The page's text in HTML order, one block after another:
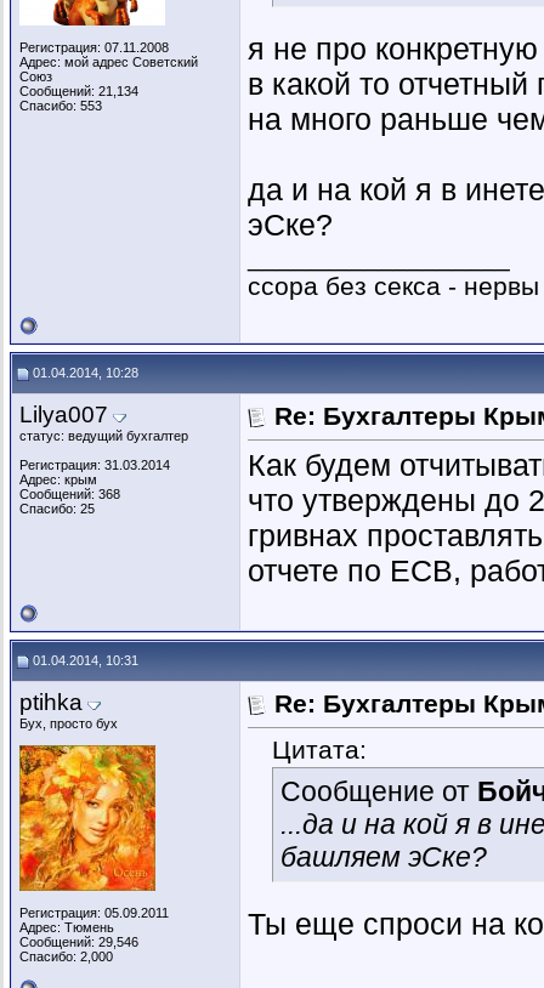
Регистрация: 07.11.2008
Адрес: мой адрес Советский
Союз
Сообщений: 21,134
Спасибо: 553
я не про
в какой то
на много раньше
да и на кой я в
эСке?
ссора без секса -
01.04.2014, 10:28
Lilya007
статус: ведущий бухгалтер
Регистрация: 31.03.2014
Адрес: крым
Сообщений: 368
Спасибо: 25
Re: Бухгалтеры
Как будем
что утверждены до
гривнах
отчете по ЕСВ,
01.04.2014, 10:31
ptihka
Бух, просто бух
Регистрация: 05.09.2011
Адрес: Тюмень
Сообщений: 29,546
Спасибо: 2,000
Re: Бухгалтеры
Цитата:
Сообщение от
...да и на кой я в
башляем эСке?
Ты еще спроси на